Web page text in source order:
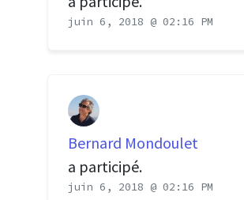
juin 6, 2018 @ 02:16 PM
Bernard Mondoulet
a participé.
juin 6, 2018 @ 02:16 PM